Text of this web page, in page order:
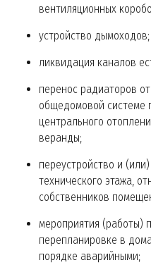
вентиляционных
устройство дымоходов;
ликвидация каналов
перенос радиаторов
общедомовой системе
центрального
веранды;
переустройство и
технического этажа,
собственников
мероприятия (работы)
перепланировке в
порядке аварийными;